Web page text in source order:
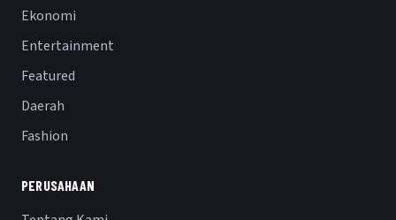
Ekonomi
Entertainment
Featured
Daerah
Fashion
PERUSAHAAN